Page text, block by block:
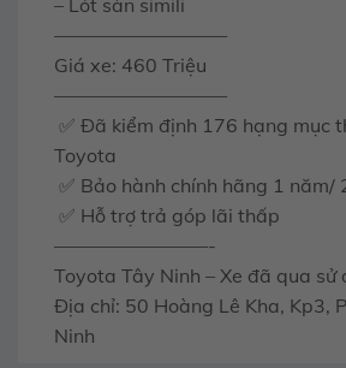
– Lót sàn simili
—————————
Giá xe: 460 Triệu
—————————
✅ Đã kiểm định 176 hạng mục
Toyota
✅ Bảo hành chính hãng 1 năm/
✅ Hỗ trợ trả góp lãi thấp
————————-
Toyota Tây Ninh – Xe đã qua sử
Địa chỉ: 50 Hoàng Lê Kha, Kp3,
Ninh